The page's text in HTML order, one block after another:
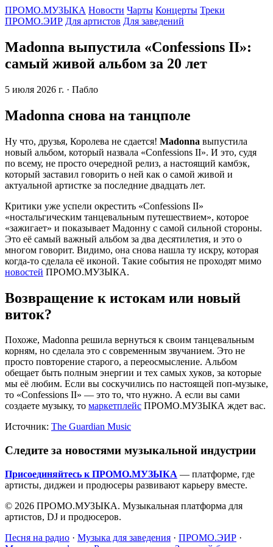
ПРОМО.МУЗЫКА Новости Чарты Концерты Треки
ПРОМО.ЭИР Для артистов Для заведений
Madonna выпустила «Confessions II»:
самый живой альбом за 20 лет
5 июля 2026 г. · Пабло
Madonna снова на танцполе
Ну что, друзья, Королева не сдается! Madonna выпустила
новый альбом, который назвала «Confessions II». И это, судя
по всему, не просто очередной релиз, а настоящий камбэк,
который заставил говорить о ней как о самой живой и
актуальной артистке за последние двадцать лет.
Критики уже успели окрестить «Confessions II»
«ностальгическим танцевальным путешествием», которое
«зажигает» и показывает Мадонну с самой сильной стороны.
Это её самый важный альбом за два десятилетия, и это о
многом говорит. Видимо, она снова нашла ту искру, которая
когда-то сделала её иконой. Такие события не проходят мимо
новостей ПРОМО.МУЗЫКА.
Возвращение к истокам или новый
виток?
Похоже, Madonna решила вернуться к своим танцевальным
корням, но сделала это с современным звучанием. Это не
просто повторение старого, а переосмысление. Альбом
обещает быть полным энергии и тех самых хуков, за которые
мы её любим. Если вы соскучились по настоящей поп-музыке,
то «Confessions II» — это то, что нужно. А если вы сами
создаете музыку, то маркетплейс ПРОМО.МУЗЫКА ждет вас.
Источник: The Guardian Music
Следите за новостями музыкальной индустрии
Присоединяйтесь к ПРОМО.МУЗЫКА — платформе, где
артисты, диджеи и продюсеры развивают карьеру вместе.
© 2026 ПРОМО.МУЗЫКА. Музыкальная платформа для
артистов, DJ и продюсеров.
Песня на радио · Музыка для заведения · ПРОМО.ЭИР ·